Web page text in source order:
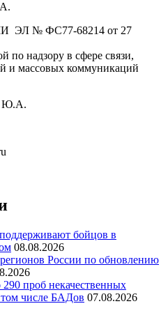
ЭЛ № ФС77-68214 от 27
по надзору в сфере связи,
и массовых коммуникаций
Ю.А.
бойцов в
08.08.2026
России по обновлению
проб некачественных
числе БАДов 07.08.2026